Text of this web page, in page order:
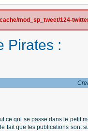
mod_sp_tweet/124-
Pirates :
ce qui se passe dans le petit
fait que les publications sont